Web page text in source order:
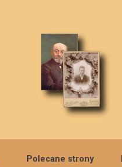
Polecane strony